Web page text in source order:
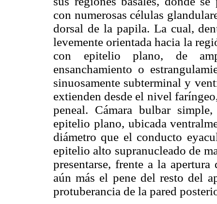
con numerosas células
dorsal de la papila. La cual,
levemente orientada hacia la
con epitelio plano, de
ensanchamiento o
sinuosamente subterminal y
extienden desde el nivel
peneal. Cámara bulbar
epitelio plano, ubicada
diámetro que el conducto
epitelio alto supranucleado de
presentarse, frente a la
aún más el pene del resto del
protuberancia de la pared